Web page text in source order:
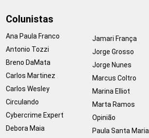
Colunistas
Ana Paula Franco
Antonio Tozzi
Breno DaMata
Carlos Martinez
Carlos Wesley
Circulando
Cybercrime Expert
Debora Maia
Jamari França
Jorge Grosso
Jorge Nunes
Marcus Coltro
Marina Elliot
Marta Ramos
Opinião
Paula Santa Maria